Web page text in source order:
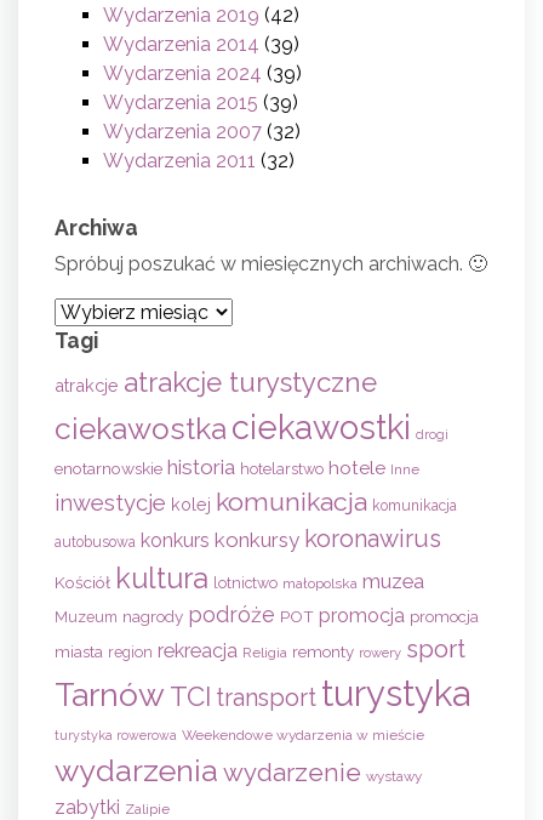
Wydarzenia 2019 (42)
Wydarzenia 2014 (39)
Wydarzenia 2024 (39)
Wydarzenia 2015 (39)
Wydarzenia 2007 (32)
Wydarzenia 2011 (32)
Archiwa
Spróbuj poszukać w miesięcznych archiwach. 🙂
Archiwa
Tagi
atrakcje atrakcje turystyczne
ciekawostka ciekawostki drogi
enotarnowskie historia hotelarstwo hotele Inne
inwestycje kolej komunikacja komunikacja
autobusowa konkurs konkursy koronawirus
Kościół kultura lotnictwo małopolska muzea
Muzeum nagrody podróże POT promocja promocja
miasta region rekreacja Religia remonty rowery sport
Tarnów TCI transport turystyka
turystyka rowerowa Weekendowe wydarzenia w mieście
wydarzenia wydarzenie wystawy
zabytki Zalipie